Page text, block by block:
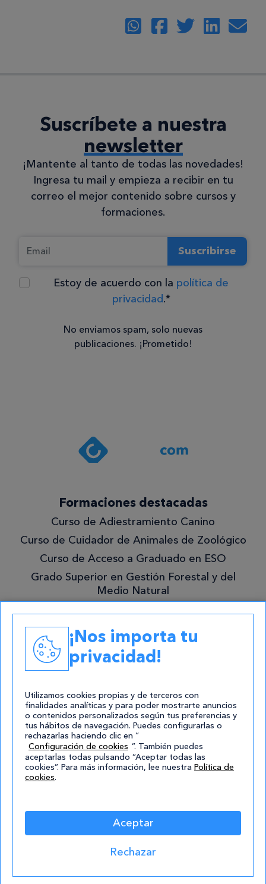
Suscríbete a nuestra
newsletter
¡Mantente al tanto de todas las novedades!
Ingresa tu mail y empieza a recibir en tu
correo el mejor contenido sobre cursos y
formaciones.
Suscribirse
Estoy de acuerdo con la política de
privacidad.*
Consentimiento
política de
privacidad .*
¡Quiero
mejor!
No enviamos spam, solo nuevas
publicaciones. ¡Prometido!
Formaciones destacadas
Curso de Adiestramiento Canino
Curso de Cuidador de Animales de Zoológico
Curso de Acceso a Graduado en ESO
Grado Superior en Gestión Forestal y del
Medio Natural
Contacto
atencion@cursos.com
Redes Sociales
Aviso Legal|Política de privacidad|Cookies|Mapa de
Sitio
¡Nos importa tu
privacidad!
Utilizamos cookies propias y de terceros con
finalidades analíticas y para poder mostrarte anuncios
o contenidos personalizados según tus preferencias y
tus hábitos de navegación. Puedes configurarlas o
rechazarlas haciendo clic en “
Configuración de cookies ”. También puedes
aceptarlas todas pulsando “Aceptar todas las
cookies”. Para más información, lee nuestra Política de
cookies.
Aceptar
Rechazar